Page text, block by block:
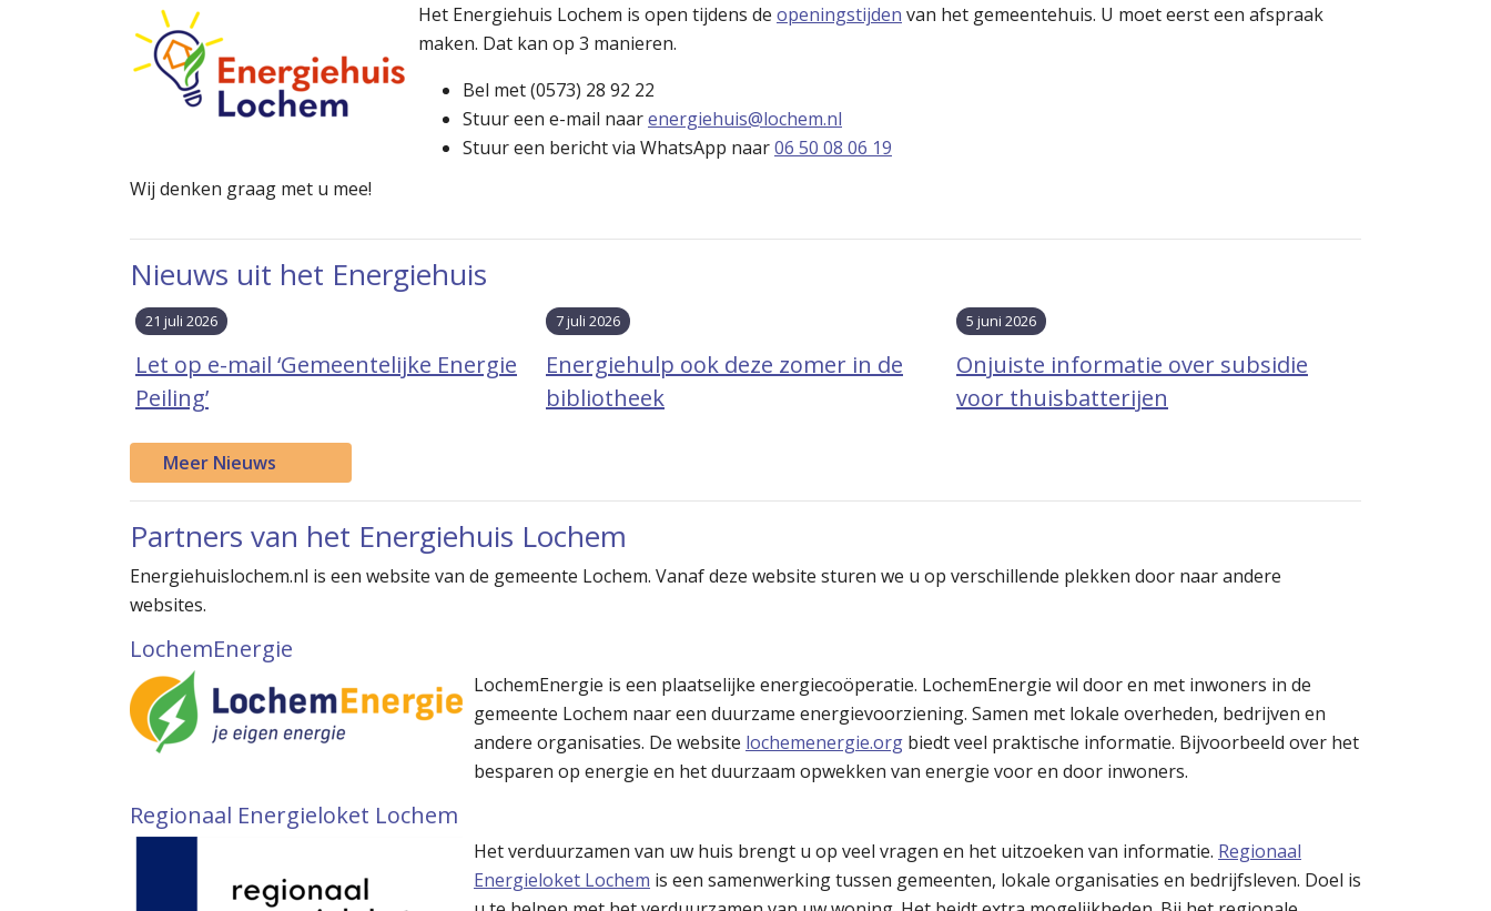
Het Energiehuis Lochem is open tijdens de openingstijden van het gemeentehuis. U moet eerst een afspraak
maken. Dat kan op 3 manieren.
Bel met (0573) 28 92 22
Stuur een e-mail naarenergiehuis@lochem.nl
Stuur een bericht via WhatsApp naar06 50 08 06 19
Wij denken graag met u mee!
Nieuws uit het Energiehuis
21 juli 2026
Let op e-mail ‘Gemeentelijke Energie
Peiling’
7 juli 2026
Energiehulp ook deze zomer in de
bibliotheek
5 juni 2026
Onjuiste informatie over subsidie
voor thuisbatterijen
Meer Nieuws
Partners van het Energiehuis Lochem
Energiehuislochem.nl is een website van de gemeente Lochem. Vanaf deze website sturen we u op verschillende plekken door naar andere
websites.
LochemEnergie
LochemEnergie is een plaatselijke energiecoöperatie. LochemEnergie wil door en met inwoners in de
gemeente Lochem naar een duurzame energievoorziening. Samen met lokale overheden, bedrijven en
andere organisaties. De website lochemenergie.org biedt veel praktische informatie. Bijvoorbeeld over het
besparen op energie en het duurzaam opwekken van energie voor en door inwoners.
Regionaal Energieloket Lochem
Het verduurzamen van uw huis brengt u op veel vragen en het uitzoeken van informatie. Regionaal
Energieloket Lochem is een samenwerking tussen gemeenten, lokale organisaties en bedrijfsleven. Doel is